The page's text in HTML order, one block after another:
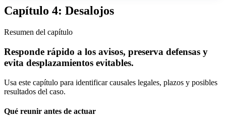
Capítulo 4: Desalojos
Resumen del capítulo
Responde rápido a los avisos, preserva defensas y
evita desplazamientos evitables.
Usa este capítulo para identificar causales legales, plazos y posibles
resultados del caso.
Qué reunir antes de actuar